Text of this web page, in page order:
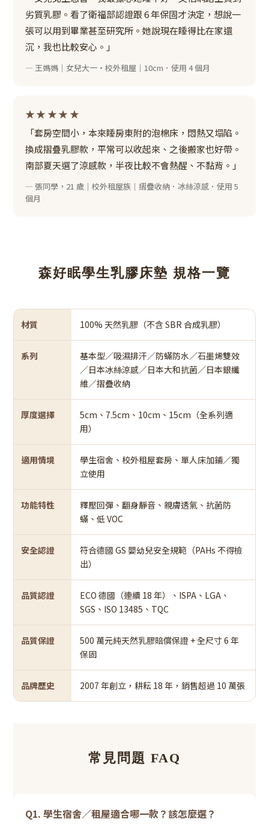
劣質乳膠。看了衛福部認證跟 6 年保固才決定，想說一
張可以用到畢業甚至研究所。她說現在睡得比在家還
沉，我也比較安心。」
— 王媽媽｜女兒大一・校外租屋｜10cm．使用 4 個月
★★★★★
「套房空間小，本來睡房東附的泡棉床，悶熱又塌陷。
換成摺疊乳膠款，平常可以收起來、之後搬家也好帶。
南部夏天選了涼感款，半夜比較不會熱醒、不黏背。」
— 張同學，21 歲｜校外租屋族｜摺疊收納．冰絲涼感．使用 5
個月
森好眠學生乳膠床墊 規格一覽
材質 100% 天然乳膠（不含 SBR 合成乳膠）
系列
基本型／吸濕排汗／防蟎防水／石墨烯雙效
／日本冰絲涼感／日本大和抗菌／日本銀纖
維／摺疊收納
厚度選擇
5cm、7.5cm、10cm、15cm（全系列適
用）
適用情境
學生宿舍、校外租屋套房、單人床加鋪／獨
立使用
功能特性
釋壓回彈、翻身靜音、親膚透氣、抗菌防
蟎、低 VOC
安全認證
符合德國 GS 嬰幼兒安全規範（PAHs 不得檢
出）
品質認證
ECO 德國（連續 18 年）、ISPA、LGA、
SGS、ISO 13485、TQC
品質保證
500 萬元純天然乳膠賠償保證 + 全尺寸 6 年
保固
品牌歷史 2007 年創立，耕耘 18 年，銷售超過 10 萬張
常見問題 FAQ
Q1. 學生宿舍／租屋適合哪一款？該怎麼選？